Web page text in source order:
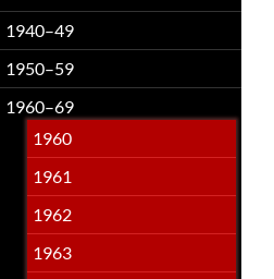
1940–49
1950–59
1960–69
1960
1961
1962
1963